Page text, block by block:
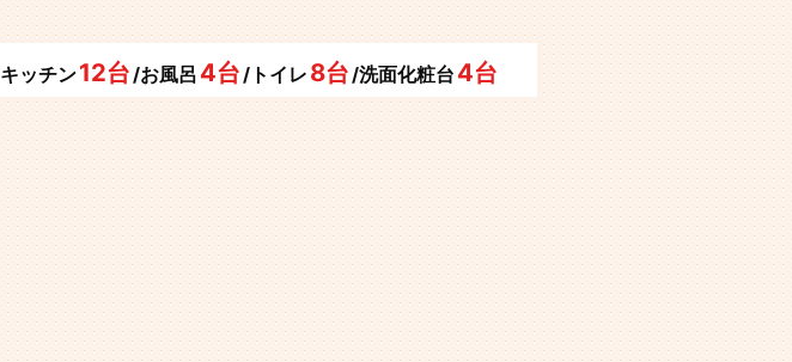
キッチン12台/お風呂 4台/トイレ 8台/洗面化粧台 4台